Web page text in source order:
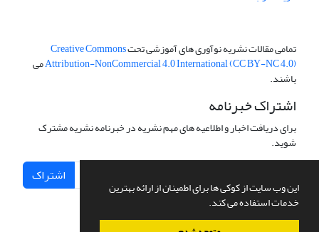
این وب سایت از کوکی ها برای اطمینان از ارائه بهترین
خدمات استفاده می کند.
تمامی مقالات نشریه نوآوری های آموزشی تحتCreative Commons
Attribution-NonCommercial 4.0 International (CC BY-NC 4.0)می
باشند.
اشتراک خبرنامه
برای دریافت اخبار و اطلاعیه های مهم نشریه در خبرنامه نشریه مشترک
شوید.
اشتراک